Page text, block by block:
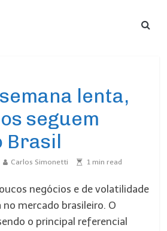
lenta,
seguem
Brasil
Carlos Simonetti 1 min read
negócios e de volatilidade
no mercado brasileiro. O
o principal referencial